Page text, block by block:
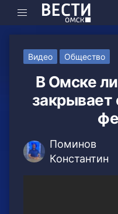
Видео Общество
В Омске
закрывает
Поминов
Константин